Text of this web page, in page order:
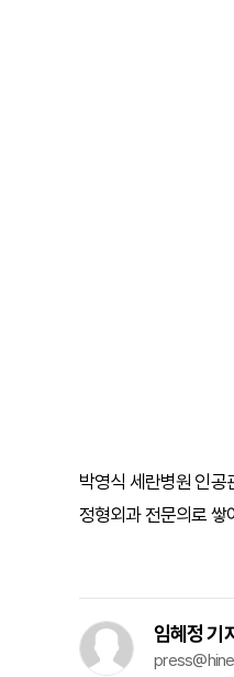
박영식 세란병원 인공
정형외과 전문의로 쌓
임혜정 기